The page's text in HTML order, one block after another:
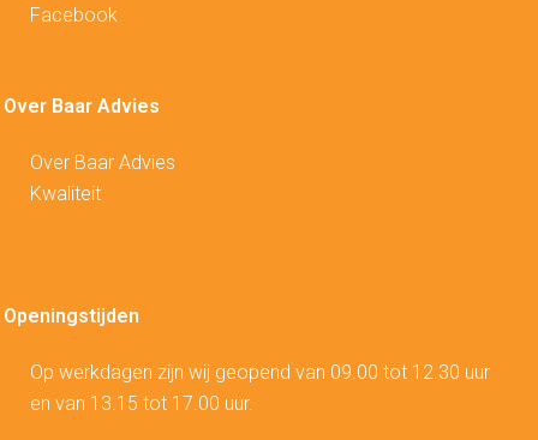
Facebook
Over Baar Advies
Over Baar Advies
Kwaliteit
Openingstijden
Op werkdagen zijn wij geopend van 09.00 tot 12.30 uur
en van 13.15 tot 17.00 uur.